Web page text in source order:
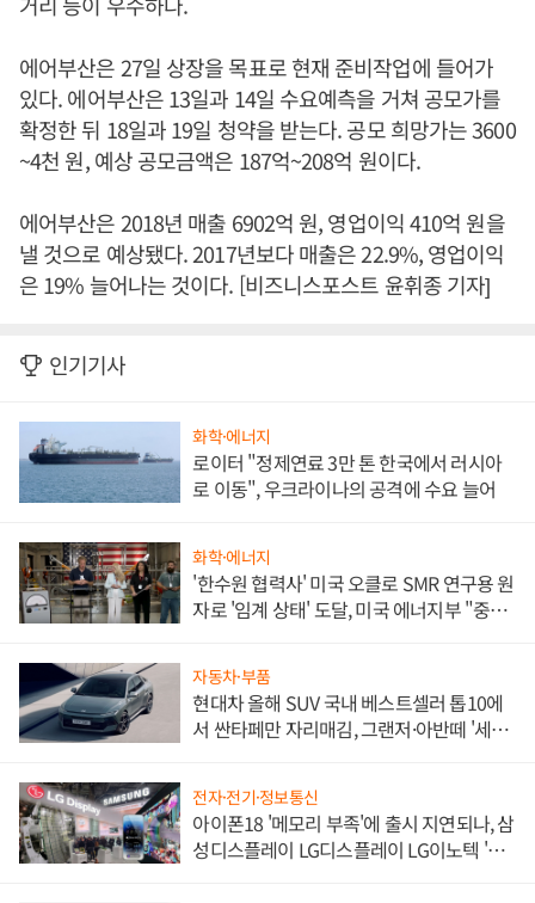
에어부산은 27일 상장을 목표로 현재 준비작업에 들어가
있다. 에어부산은 13일과 14일 수요예측을 거쳐 공모가를
확정한 뒤 18일과 19일 청약을 받는다. 공모 희망가는 3600
~4천 원, 예상 공모금액은 187억~208억 원이다.
에어부산은 2018년 매출 6902억 원, 영업이익 410억 원을
낼 것으로 예상됐다. 2017년보다 매출은 22.9%, 영업이익
은 19% 늘어나는 것이다. [비즈니스포스트 윤휘종 기자]
인기기사
화학·에너지
로이터 "정제연료 3만 톤 한국에서 러시아
로 이동", 우크라이나의 공격에 수요 늘어
화학·에너지
'한수원 협력사' 미국 오클로 SMR 연구용 원
자로 '임계 상태' 도달, 미국 에너지부 "중요
자동차·부품
현대차 올해 SUV 국내 베스트셀러 톱10에
서 싼타페만 자리매김, 그랜저·아반떼 '세단
전자·전기·정보통신
아이폰18 '메모리 부족'에 출시 지연되나, 삼
성디스플레이 LG디스플레이 LG이노텍 '탈